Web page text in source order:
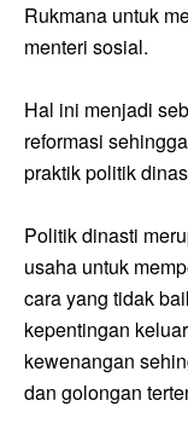
Rukmana untuk
menteri sosial.
Hal ini menjadi
reformasi
praktik politik
Politik dinasti
usaha untuk
cara yang tidak
kepentingan
kewenangan
dan golongan